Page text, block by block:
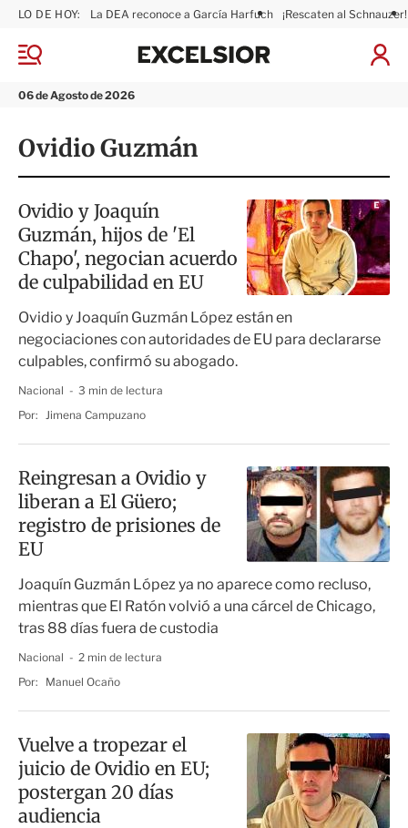
M
n
06 de Agosto de 2026
LO DE HOY: La DEA reconoce a García Harfuch ¡Rescaten al Schnauzer!
I
S
e
s
i
ó
n
x
r
Ovidio Guzmán
Ovidio y Joaquín
Guzmán, hijos de 'El
Chapo', negocian acuerdo
de culpabilidad en EU
Ovidio y Joaquín Guzmán López están en
negociaciones con autoridades de EU para declararse
culpables, confirmó su abogado.
Nacional
3 min de lectura
Por: Jimena Campuzano
Reingresan a Ovidio y
liberan a El Güero;
registro de prisiones de
EU
Joaquín Guzmán López ya no aparece como recluso,
mientras que El Ratón volvió a una cárcel de Chicago,
tras 88 días fuera de custodia
Nacional
2 min de lectura
Por:
Manuel Ocaño
Vuelve a tropezar el
juicio de Ovidio en EU;
postergan 20 días
audiencia